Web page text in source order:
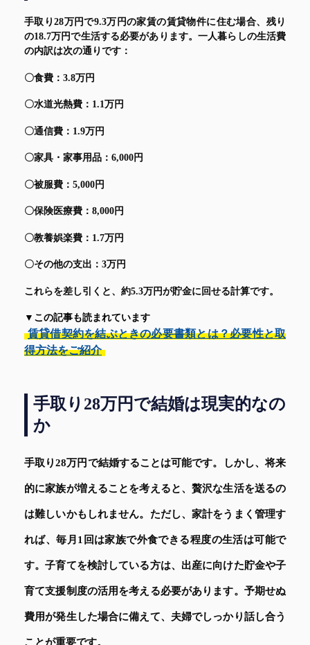
手取り28万円で9.3万円の家賃の賃貸物件に住む場合、残り
の18.7万円で生活する必要があります。一人暮らしの生活費
の内訳は次の通りです：
〇食費：3.8万円
〇水道光熱費：1.1万円
〇通信費：1.9万円
〇家具・家事用品：6,000円
〇被服費：5,000円
〇保険医療費：8,000円
〇教養娯楽費：1.7万円
〇その他の支出：3万円
これらを差し引くと、約5.3万円が貯金に回せる計算です。
▼この記事も読まれています
賃貸借契約を結ぶときの必要書類とは？必要性と取
得方法をご紹介
手取り28万円で結婚は現実的なの
か
手取り28万円で結婚することは可能です。しかし、将来
的に家族が増えることを考えると、贅沢な生活を送るの
は難しいかもしれません。ただし、家計をうまく管理す
れば、毎月1回は家族で外食できる程度の生活は可能で
す。子育てを検討している方は、出産に向けた貯金や子
育て支援制度の活用を考える必要があります。予期せぬ
費用が発生した場合に備えて、夫婦でしっかり話し合う
ことが重要です。